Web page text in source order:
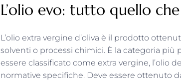
L’olio evo: tutto quello
L’olio extra vergine d’oliva è il prodotto
solventi o processi chimici. È la categoria più
essere classificato come extra vergine, l’olio
normative specifiche. Deve essere ottenuto